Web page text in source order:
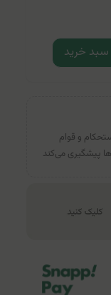
سبد خرید
و قوام
پیشگیری می‌کند